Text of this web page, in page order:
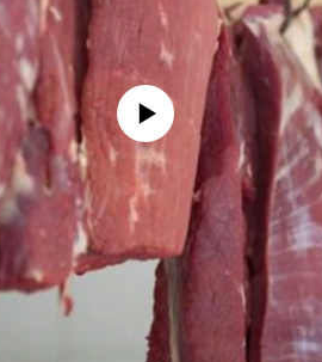
No media source currently available